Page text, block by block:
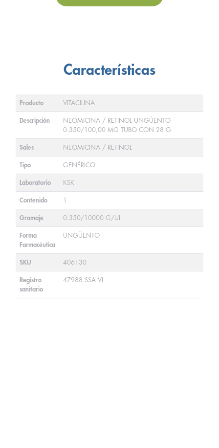
Características
Producto VITACILINA
Descripción
NEOMICINA / RETINOL UNGÚENTO
0.350/100,00 MG TUBO CON 28 G
Sales NEOMICINA / RETINOL
Tipo GENÉRICO
Laboratorio KSK
Contenido 1
Gramaje 0.350/10000 G/UI
Forma
Farmacéutica
UNGÜENTO
SKU 406130
Registro
sanitario
47988 SSA VI